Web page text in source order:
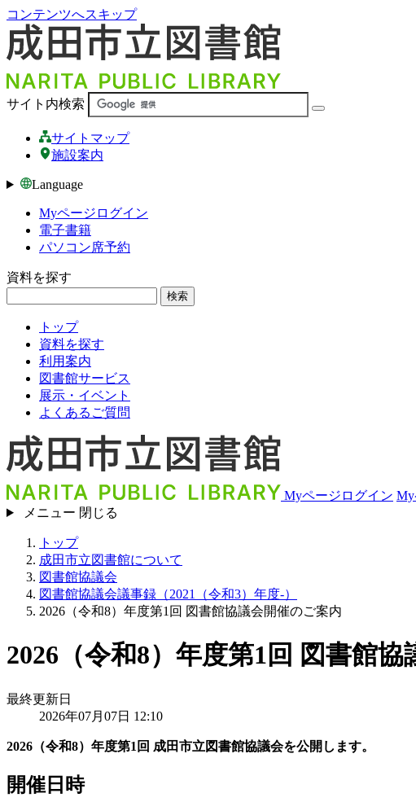
コンテンツへスキップ
サイト内検索
サイトマップ
施設案内
Language
Myページログイン
電子書籍
パソコン席予約
資料を探す
検索
トップ
資料を探す
利用案内
図書館サービス
展示・イベント
よくあるご質問
Myページログイン
メニュー 閉じる
トップ
成田市立図書館について
図書館協議会
図書館協議会議事録（2021（令和3）年度-）
2026（令和8）年度第1回 図書館協議会開催のご案内
2026（令和8）年度第1回 図書館
最終更新日
2026年07月07日 12:10
2026（令和8）年度第1回 成田市立図書館協議会を公開します。
開催日時